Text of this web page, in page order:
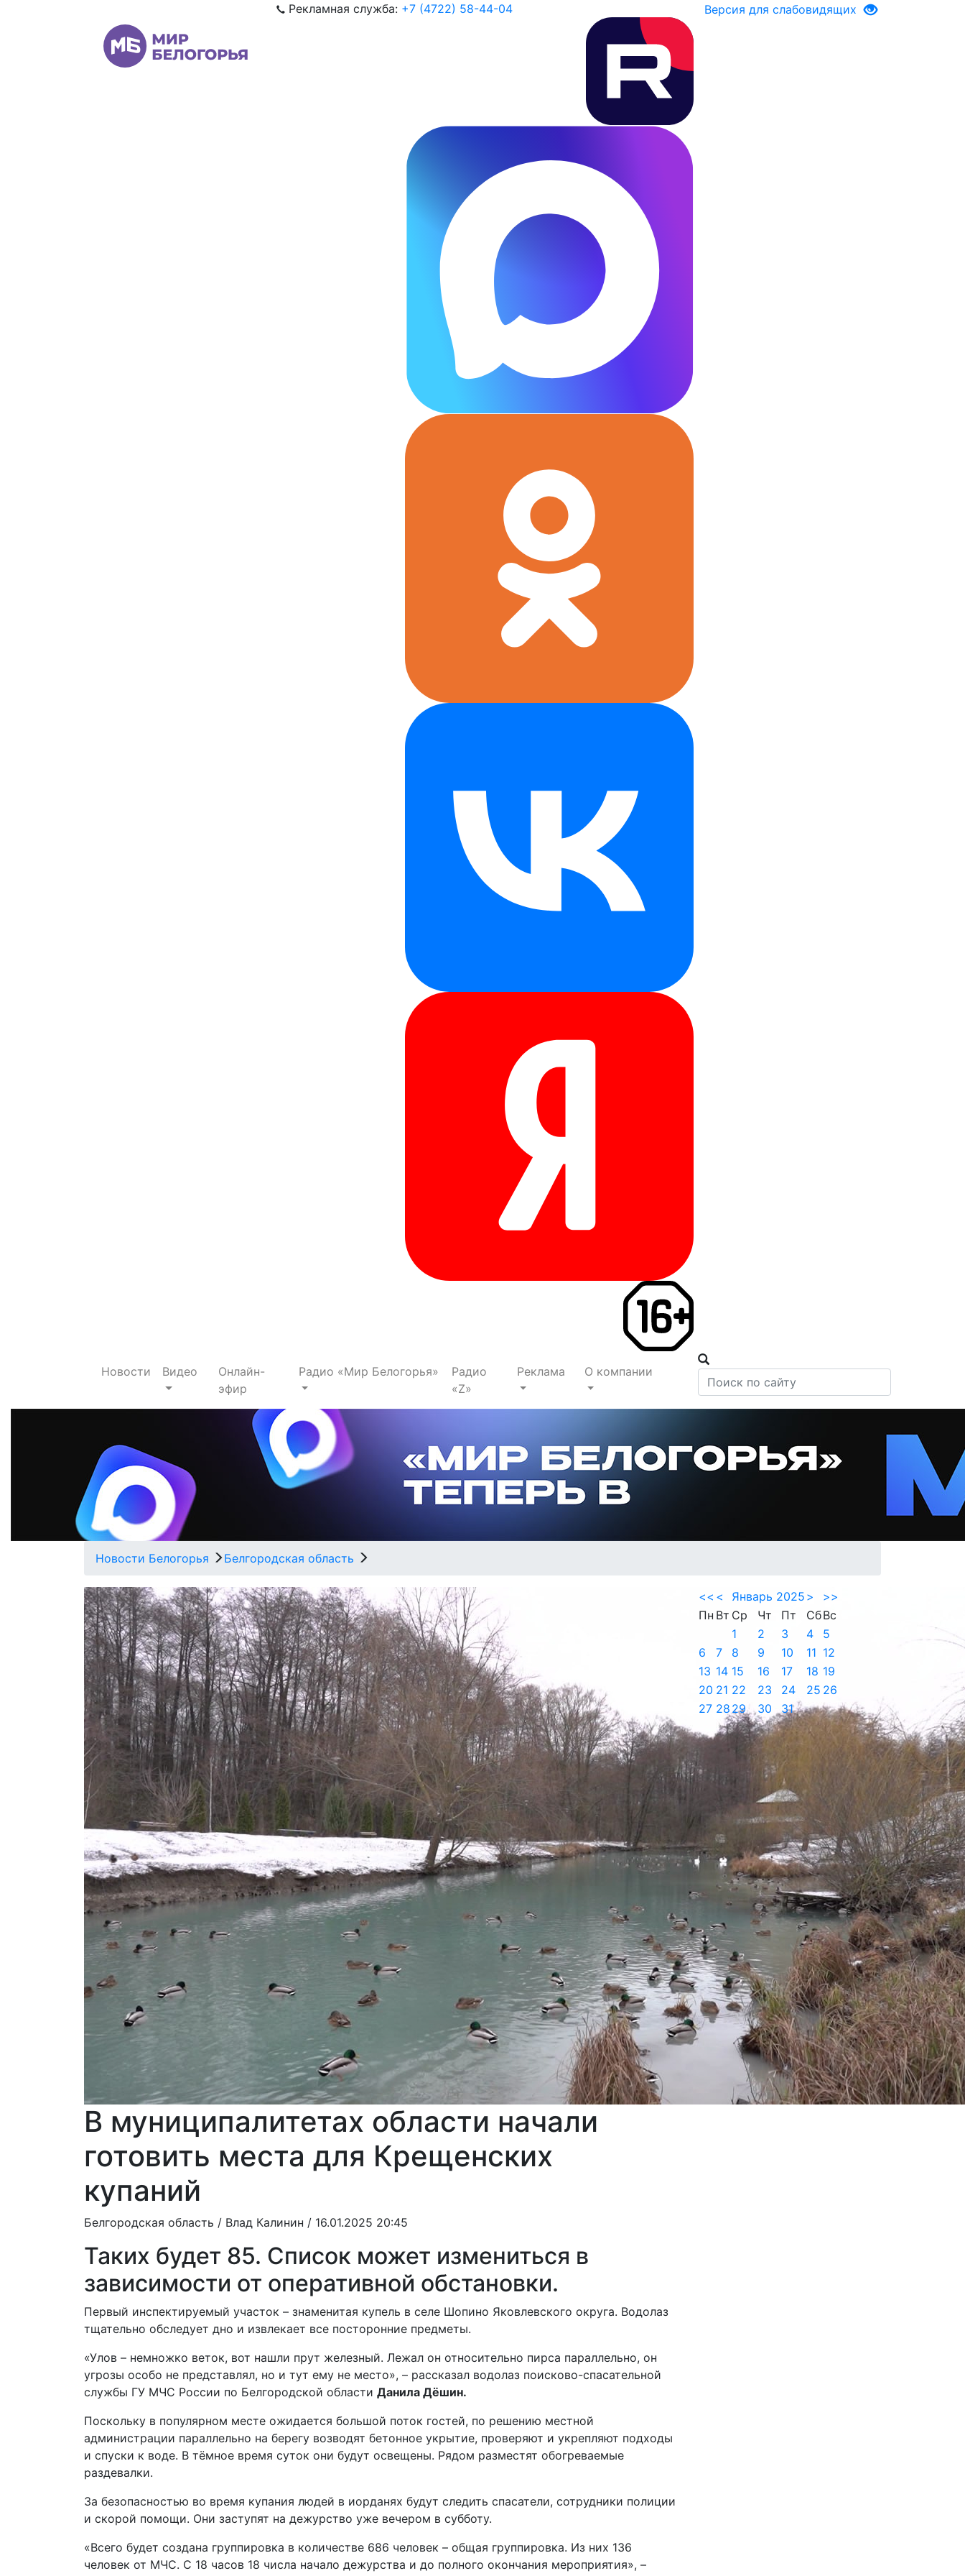
Рекламная служба: +7 (4722) 58-44-04 Версия для слабовидящих
Новости Видео
Онлайн-
эфир
Радио «Мир Белогорья»
Радио
«Z»
Реклама О компании
Новости Белогорья Белгородская область
В муниципалитетах области начали
готовить места для Крещенских
купаний
Белгородская область / Влад Калинин / 16.01.2025 20:45
Таких будет 85. Список может измениться в
зависимости от оперативной обстановки.
Первый инспектируемый участок – знаменитая купель в селе Шопино Яковлевского округа. Водолаз
тщательно обследует дно и извлекает все посторонние предметы.
«Улов – немножко веток, вот нашли прут железный. Лежал он относительно пирса параллельно, он
угрозы особо не представлял, но и тут ему не место», – рассказал водолаз поисково-спасательной
службы ГУ МЧС России по Белгородской области Данила Дёшин.
Поскольку в популярном месте ожидается большой поток гостей, по решению местной
администрации параллельно на берегу возводят бетонное укрытие, проверяют и укрепляют подходы
и спуски к воде. В тёмное время суток они будут освещены. Рядом разместят обогреваемые
раздевалки.
За безопасностью во время купания людей в иорданях будут следить спасатели, сотрудники полиции
и скорой помощи. Они заступят на дежурство уже вечером в субботу.
«Всего будет создана группировка в количестве 686 человек – общая группировка. Из них 136
человек от МЧС. С 18 часов 18 числа начало дежурства и до полного окончания мероприятия», –
<< < Январь 2025 >
>>
Пн Вт Ср Чт Пт СбВс
1
2 3 4
5
6
7 8 9 10 11 12
13 14 15 16 17 18 19
20 21 22 23 24 25 26
27 28 29 30 31